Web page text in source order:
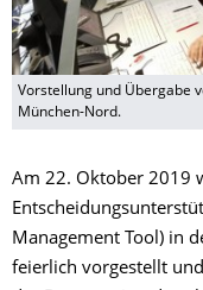
Vorstellung und Übergabe
München-Nord.
Am 22. Oktober 2019
Management Tool) in
feierlich vorgestellt